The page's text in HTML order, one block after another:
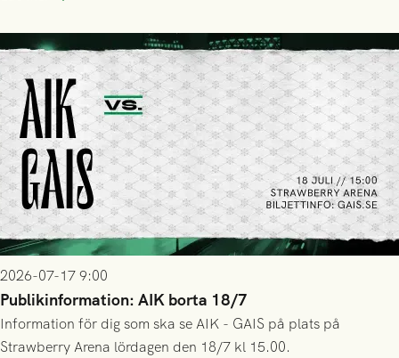
2026-07-17 9:00
Publikinformation: AIK borta 18/7
Information för dig som ska se AIK - GAIS på plats på
Strawberry Arena lördagen den 18/7 kl 15.00.